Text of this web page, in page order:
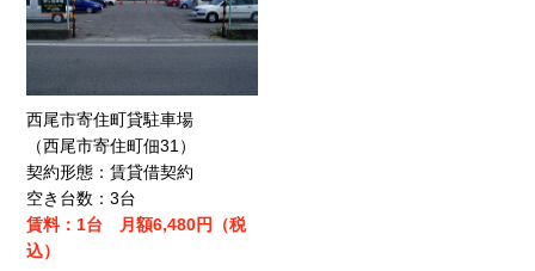
西尾市寄住町貸駐車場
（西尾市寄住町佃31）
契約形態：賃貸借契約
空き台数：3台
賃料：1台 月額6,480円（税
込）